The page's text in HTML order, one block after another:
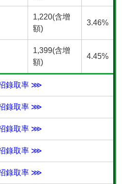
1,220(含增
額)
3.46%
1,399(含增
額)
4.45%
招錄取率 ⋙
招錄取率 ⋙
招錄取率 ⋙
招錄取率 ⋙
招錄取率 ⋙